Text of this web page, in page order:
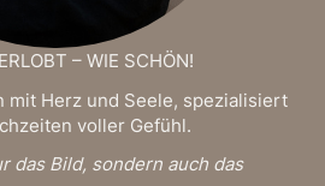
– WIE SCHÖN!
mit Herz und Seele, spezialisiert
voller Gefühl.
das Bild, sondern auch das